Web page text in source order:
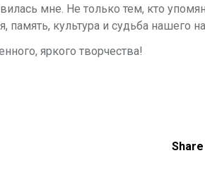
мне. Не только тем, кто
культура и судьба нашего
яркого творчества!